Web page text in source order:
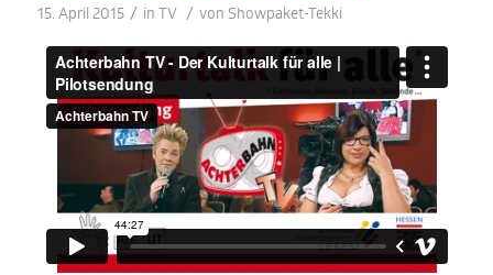
15. April 2015 / in TV / von Showpaket-Tekki